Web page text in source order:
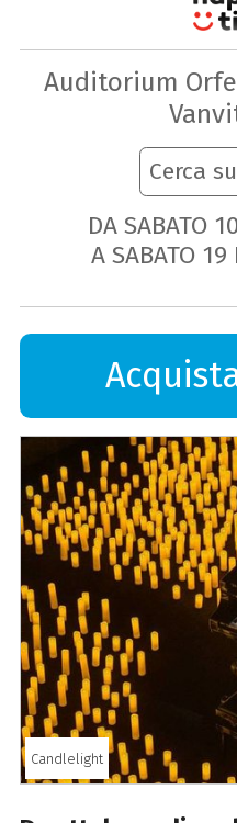
Auditorium
Cerca
DA SABATO
A SABATO 19
Candlelight